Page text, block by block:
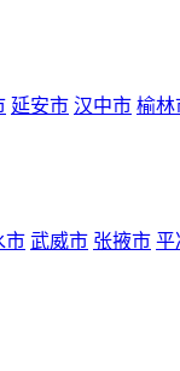
延安市 汉中市 榆林
市 武威市 张掖市 平